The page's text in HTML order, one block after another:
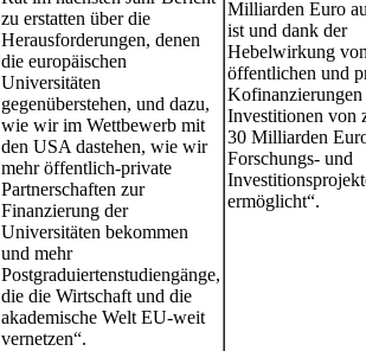
zu erstatten über die
Herausforderungen, denen
die europäischen
Universitäten
gegenüberstehen, und dazu,
wie wir im Wettbewerb mit
den USA dastehen, wie wir
mehr öffentlich-private
Partnerschaften zur
Finanzierung der
Universitäten bekommen
und mehr
Postgraduiertenstudiengänge,
die die Wirtschaft und die
akademische Welt EU-weit
vernetzen“.
Milliarden Euro
ist und dank der
Hebelwirkung
öffentlichen und
Kofinanzierungen
Investitionen von
30 Milliarden
Forschungs- und
ermöglicht“.